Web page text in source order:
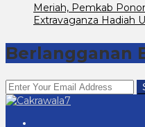
Meriah, Pemkab
Extravaganza Hadiah
Berlangganan